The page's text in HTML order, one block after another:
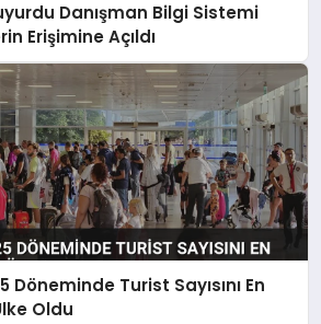
Danışman Bilgi Sistemi
Erişimine Açıldı
Döneminde Turist Sayısını En
Oldu